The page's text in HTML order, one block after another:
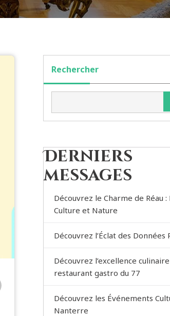
Rechercher
Derniers
messages
Découvrez le Charme de Réau
Culture et Nature
Découvrez l’Éclat des Données
Découvrez l’excellence
restaurant gastro du 77
Découvrez les Événements
Nanterre